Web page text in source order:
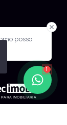
posso
1
PARA IMOBILIARIA